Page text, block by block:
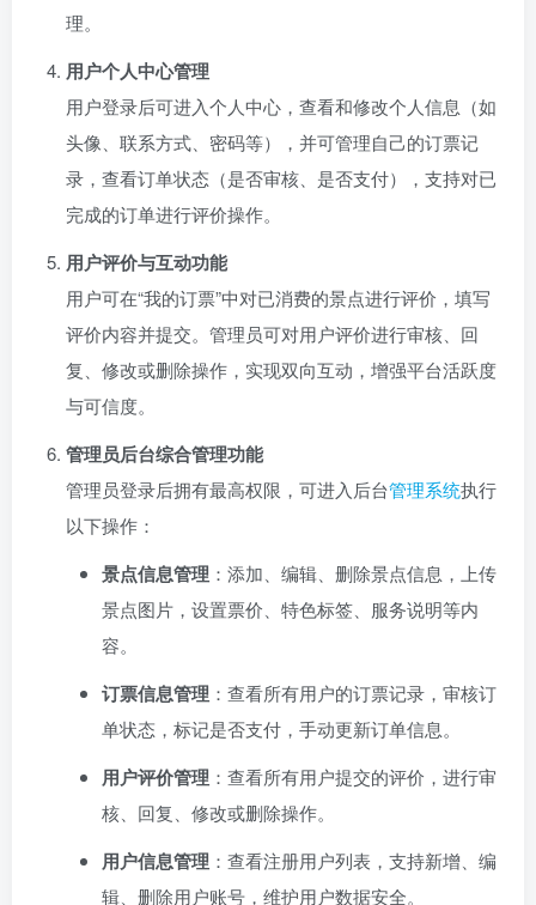
理。
用户个人中心管理
用户登录后可进入个人中心，查看和修改个人信息（如
头像、联系方式、密码等），并可管理自己的订票记
录，查看订单状态（是否审核、是否支付），支持对已
完成的订单进行评价操作。
用户评价与互动功能
用户可在“我的订票”中对已消费的景点进行评价，填写
评价内容并提交。管理员可对用户评价进行审核、回
复、修改或删除操作，实现双向互动，增强平台活跃度
与可信度。
管理员后台综合管理功能
管理员登录后拥有最高权限，可进入后台管理系统执行
以下操作：
景点信息管理 ：添加、编辑、删除景点信息，上传
景点图片，设置票价、特色标签、服务说明等内
容。
订票信息管理 ：查看所有用户的订票记录，审核订
单状态，标记是否支付，手动更新订单信息。
用户评价管理 ：查看所有用户提交的评价，进行审
核、回复、修改或删除操作。
用户信息管理 ：查看注册用户列表，支持新增、编
辑、删除用户账号，维护用户数据安全。